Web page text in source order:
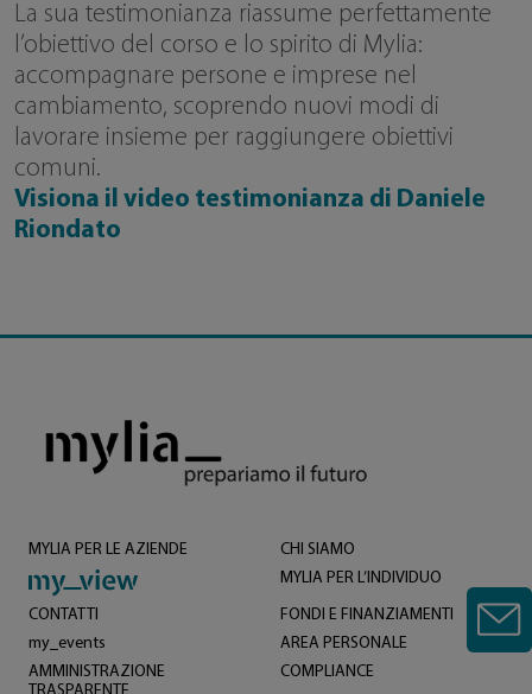
La sua testimonianza riassume perfettamente
l’obiettivo del corso e lo spirito di Mylia:
accompagnare persone e imprese nel
cambiamento, scoprendo nuovi modi di
lavorare insieme per raggiungere obiettivi
comuni.
Visiona il video testimonianza di Daniele
Riondato
MYLIA PER LE AZIENDE
CHI SIAMO
MYLIA PER L’INDIVIDUO
CONTATTI
FONDI E FINANZIAMENTI
my_events
AREA PERSONALE
AMMINISTRAZIONE
COMPLIANCE